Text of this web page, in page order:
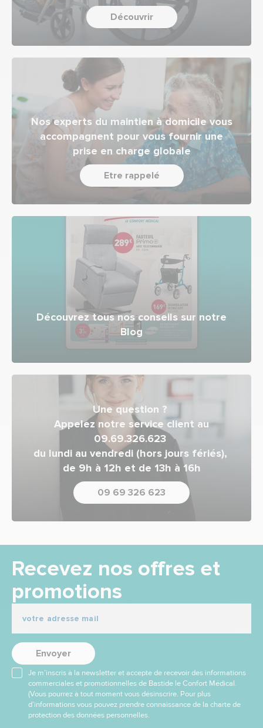
Découvrir
Nos experts du maintien à domicile vous
accompagnent pour vous fournir une
prise en charge globale
Etre rappelé
Découvrez tous nos conseils sur notre
Blog
Une question ?
Appelez notre service client au
09.69.326.623
du lundi au vendredi (hors jours fériés),
de 9h à 12h et de 13h à 16h
09 69 326 623
Recevez nos offres et
promotions
Envoyer
Je m’inscris à la newsletter et accepte de recevoir des informations
commerciales et promotionnelles de Bastide le Confort Médical.
(Vous pourrez à tout moment vous désinscrire. Pour plus
d’informations vous pouvez prendre connaissance de la charte de
protection des données personnelles.